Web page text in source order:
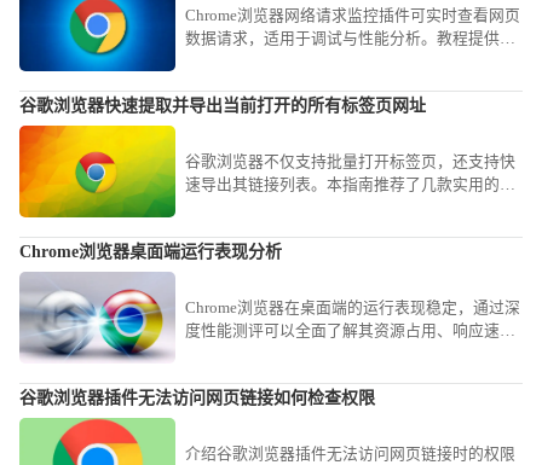
Chrome浏览器网络请求监控插件可实时查看网页
数据请求，适用于调试与性能分析。教程提供安
谷歌浏览器快速提取并导出当前打开的所有标签页网址
谷歌浏览器不仅支持批量打开标签页，还支持快
速导出其链接列表。本指南推荐了几款实用的扩
Chrome浏览器桌面端运行表现分析
Chrome浏览器在桌面端的运行表现稳定，通过深
度性能测评可以全面了解其资源占用、响应速度
谷歌浏览器插件无法访问网页链接如何检查权限
介绍谷歌浏览器插件无法访问网页链接时的权限